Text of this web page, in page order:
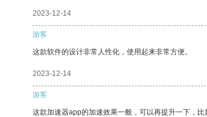
2023-12-14
游客
这款软件的设计非常人性化，使用起来非常方便。
2023-12-14
游客
这款加速器app的加速效果一般，可以再提升一下，比